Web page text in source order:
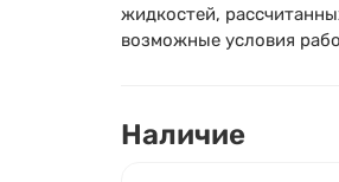
жидкостей,
возможные условия
Наличие